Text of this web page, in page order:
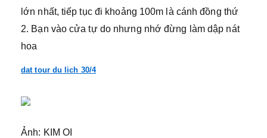
lớn nhất, tiếp tục đi khoảng 100m là cánh đồng thứ
2. Bạn vào cửa tự do nhưng nhớ đừng làm dập nát
hoa
dat tour du lich 30/4
Ảnh: KIM OI